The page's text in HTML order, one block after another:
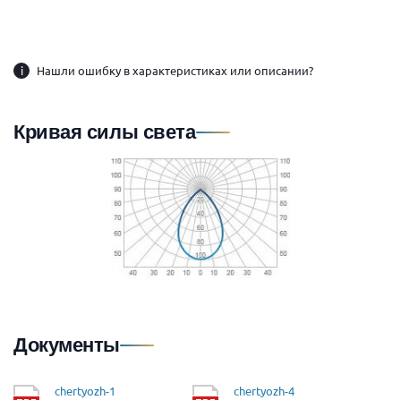
i Нашли ошибку в характеристиках или описании?
Кривая силы света
Документы
chertyozh-1 chertyozh-4